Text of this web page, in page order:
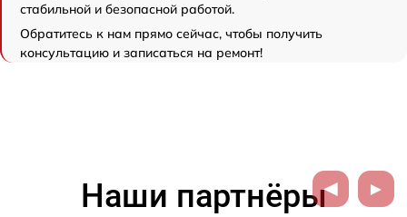
стабильной и безопасной работой.
Обратитесь к нам прямо сейчас, чтобы получить
консультацию и записаться на ремонт!
Наши партнёры